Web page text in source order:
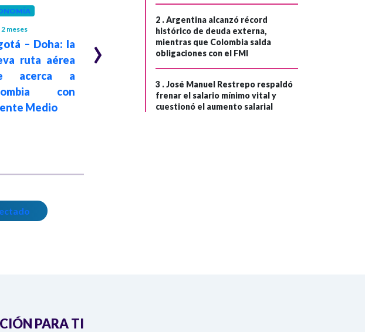
2 meses
– Doha: la
ruta aérea
acerca a
con
Medio
Hace 2 meses
SIC multa a
Constructora
Bolívar por
publicidad
engañosa y
retrasos en
›
2 .Argentina alcanzó récord
histórico de deuda externa,
mientras que Colombia salda
obligaciones con el FMI
3 .José Manuel Restrepo respaldó
frenar el salario mínimo vital y
cuestionó el aumento salarial
PARA TI